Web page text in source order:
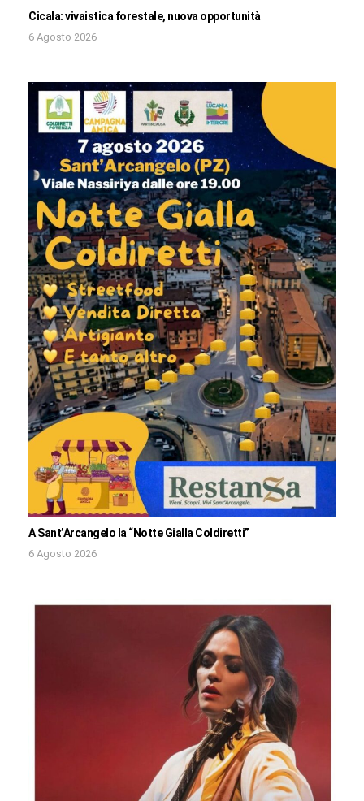
Cicala: vivaistica forestale, nuova opportunità
6 Agosto 2026
A Sant’Arcangelo la “Notte Gialla Coldiretti”
6 Agosto 2026